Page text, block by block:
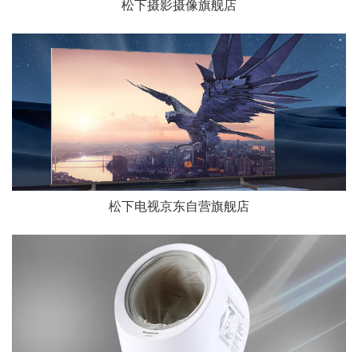
松下摄影摄像旗舰店
松下电视京东自营旗舰店